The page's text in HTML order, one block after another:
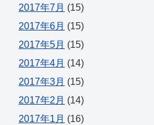
2017年7月 (15)
2017年6月 (15)
2017年5月 (15)
2017年4月 (14)
2017年3月 (15)
2017年2月 (14)
2017年1月 (16)